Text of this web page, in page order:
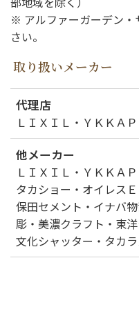
※ アルファーガーデン・
さい。
取り扱いメーカー
代理店
ＬＩＸＩＬ・ＹＫＫＡ
他メーカー
ＬＩＸＩＬ・ＹＫＫＡ
タカショー・オイレス
保田セメント・イナバ
彫・美濃クラフト・東
文化シャッター・タカ